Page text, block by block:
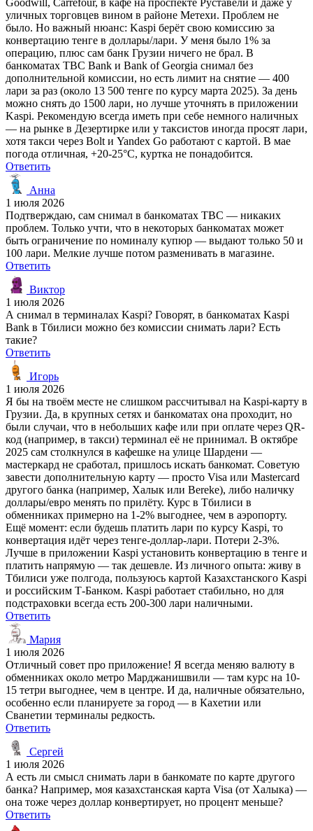
уличных торговцев вином в районе Метехи. Проблем не
было. Но важный нюанс: Kaspi берёт свою комиссию за
конвертацию тенге в доллары/лари. У меня было 1% за
операцию, плюс сам банк Грузии ничего не брал. В
банкоматах TBC Bank и Bank of Georgia снимал без
дополнительной комиссии, но есть лимит на снятие — 400
лари за раз (около 13 500 тенге по курсу марта 2025). За день
можно снять до 1500 лари, но лучше уточнять в приложении
Kaspi. Рекомендую всегда иметь при себе немного наличных
— на рынке в Дезертирке или у таксистов иногда просят лари,
хотя такси через Bolt и Yandex Go работают с картой. В мае
погода отличная, +20-25°C, куртка не понадобится.
Ответить
Анна
1 июля 2026
Подтверждаю, сам снимал в банкоматах TBC — никаких
проблем. Только учти, что в некоторых банкоматах может
быть ограничение по номиналу купюр — выдают только 50 и
100 лари. Мелкие лучше потом разменивать в магазине.
Ответить
Виктор
1 июля 2026
А снимал в терминалах Kaspi? Говорят, в банкоматах Kaspi
Bank в Тбилиси можно без комиссии снимать лари? Есть
такие?
Ответить
Игорь
1 июля 2026
Я бы на твоём месте не слишком рассчитывал на Kaspi-карту в
Грузии. Да, в крупных сетях и банкоматах она проходит, но
были случаи, что в небольших кафе или при оплате через QR-
код (например, в такси) терминал её не принимал. В октябре
2025 сам столкнулся в кафешке на улице Шардени —
мастеркард не сработал, пришлось искать банкомат. Советую
завести дополнительную карту — просто Visa или Mastercard
другого банка (например, Халык или Bereke), либо наличку
доллары/евро менять по прилёту. Курс в Тбилиси в
обменниках примерно на 1-2% выгоднее, чем в аэропорту.
Ещё момент: если будешь платить лари по курсу Kaspi, то
конвертация идёт через тенге-доллар-лари. Потери 2-3%.
Лучше в приложении Kaspi установить конвертацию в тенге и
платить напрямую — так дешевле. Из личного опыта: живу в
Тбилиси уже полгода, пользуюсь картой Казахстанского Kaspi
и российским Т-Банком. Kaspi работает стабильно, но для
подстраховки всегда есть 200-300 лари наличными.
Ответить
Мария
1 июля 2026
Отличный совет про приложение! Я всегда меняю валюту в
обменниках около метро Марджанишвили — там курс на 10-
15 тетри выгоднее, чем в центре. И да, наличные обязательно,
особенно если планируете за город — в Кахетии или
Сванетии терминалы редкость.
Ответить
Сергей
1 июля 2026
А есть ли смысл снимать лари в банкомате по карте другого
банка? Например, моя казахстанская карта Visa (от Халыка) —
она тоже через доллар конвертирует, но процент меньше?
Ответить